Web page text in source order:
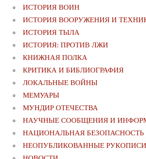
ИСТОРИЯ ВОИН
ИСТОРИЯ ВООРУЖЕНИЯ И
ИСТОРИЯ ТЫЛА
ИСТОРИЯ: ПРОТИВ ЛЖИ
КНИЖНАЯ ПОЛКА
КРИТИКА И БИБЛИОГРАФИЯ
ЛОКАЛЬНЫЕ ВОЙНЫ
МЕМУАРЫ
МУНДИР ОТЕЧЕСТВА
НАУЧНЫЕ СООБЩЕНИЯ И
НАЦИОНАЛЬНАЯ БЕЗОПАСНОСТЬ
НЕОПУБЛИКОВАННЫЕ РУКОПИСИ